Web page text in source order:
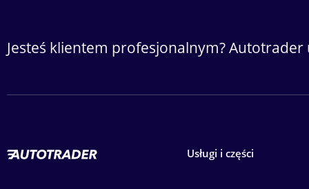
Jesteś klientem profesjonalnym?
Usługi i części